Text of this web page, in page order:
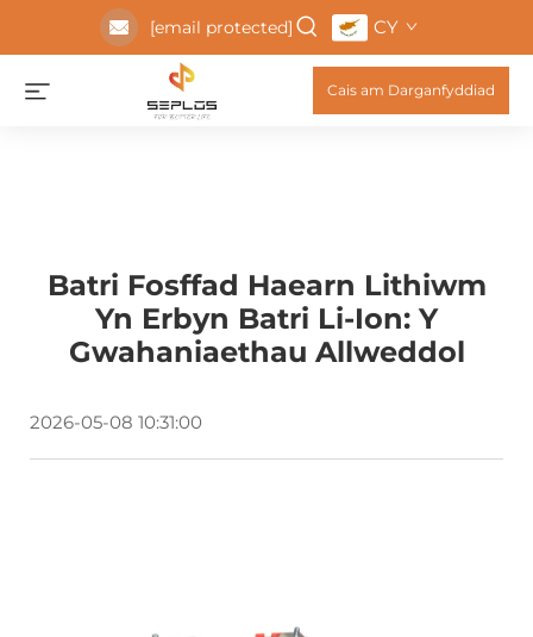
[email protected] CY
Cais am Darganfyddiad
Batri Fosffad Haearn Lithiwm
Yn Erbyn Batri Li-Ion: Y
Gwahaniaethau Allweddol
2026-05-08 10:31:00